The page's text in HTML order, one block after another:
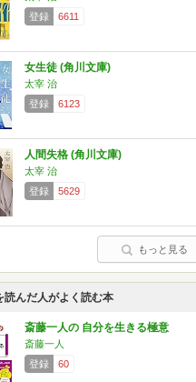
登録
6611
女生徒 (角川文庫)
太宰 治
登録
6123
人間失格 (角川文庫)
太宰 治
登録
5629
もっと見る
読んだ人がよく読む本
斎藤一人の 自分を生きる極意
斎藤一人
登録
60